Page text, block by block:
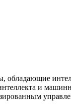
обладающие
и